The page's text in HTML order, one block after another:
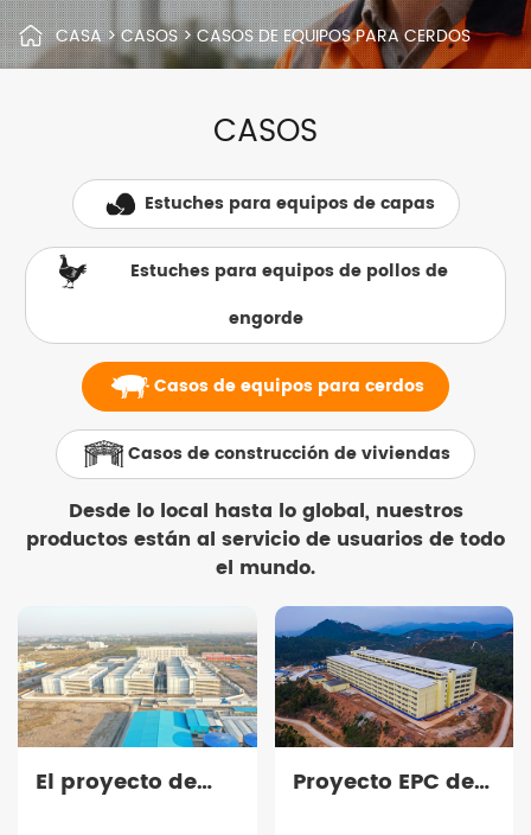
CASA>CASOS>CASOS DE EQUIPOS PARA CERDOS
CASOS
Estuches para equipos de capas
Estuches para equipos de pollos de
engorde
Casos de equipos para cerdos
Casos de construcción de viviendas
Desde lo local hasta lo global, nuestros
productos están al servicio de usuarios de todo
el mundo.
El proyecto de
Proyecto EPC de